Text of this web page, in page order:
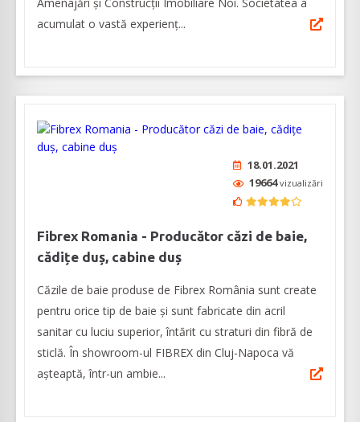
Amenajări și Construcții Imobiliare Noi. Societatea a
acumulat o vastă experienț...
18.01.2021
19664vizualizări
Fibrex Romania - Producător căzi de baie,
cădițe duș, cabine duș
Căzile de baie produse de Fibrex România sunt create
pentru orice tip de baie și sunt fabricate din acril
sanitar cu luciu superior, întărit cu straturi din fibră de
sticlă. În showroom-ul FIBREX din Cluj-Napoca vă
așteaptă, într-un ambie...